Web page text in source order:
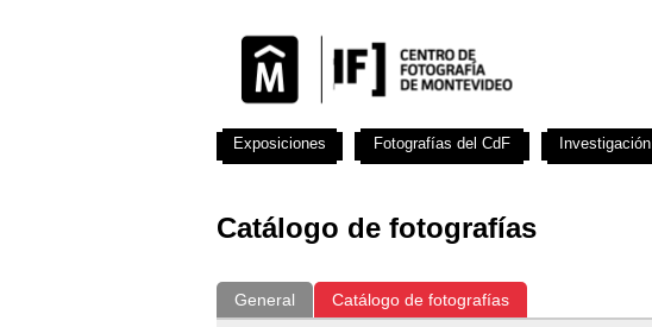
Catálogo de fotografías
General Catálogo de fotografías
Exposiciones Fotografías del CdF Investigación